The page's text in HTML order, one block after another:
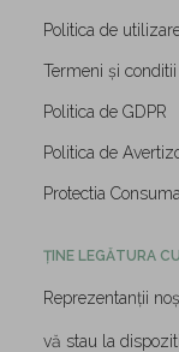
Politica de
Termeni și conditii
Politica de GDPR
Politica de
Protectia
ȚINE LEGĂTURA
Reprezentanții
vă stau la